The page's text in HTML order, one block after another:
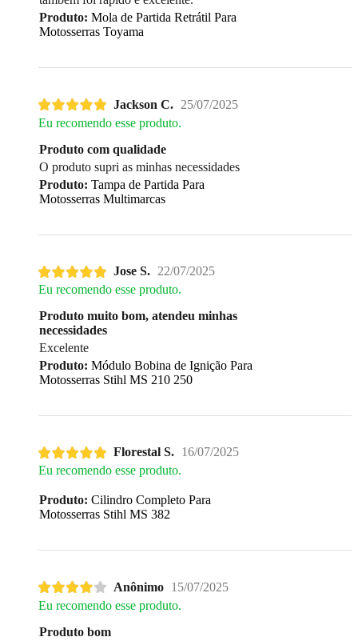
Produto: Mola de Partida Retrátil Para
Motosserras Toyama
Jackson C. 25/07/2025
Eu recomendo esse produto.
Produto com qualidade
O produto supri as minhas necessidades
Produto: Tampa de Partida Para
Motosserras Multimarcas
Jose S. 22/07/2025
Eu recomendo esse produto.
Produto muito bom, atendeu minhas
necessidades
Excelente
Produto: Módulo Bobina de Ignição Para
Motosserras Stihl MS 210 250
Florestal S. 16/07/2025
Eu recomendo esse produto.
Produto: Cilindro Completo Para
Motosserras Stihl MS 382
Anônimo 15/07/2025
Eu recomendo esse produto.
Produto bom